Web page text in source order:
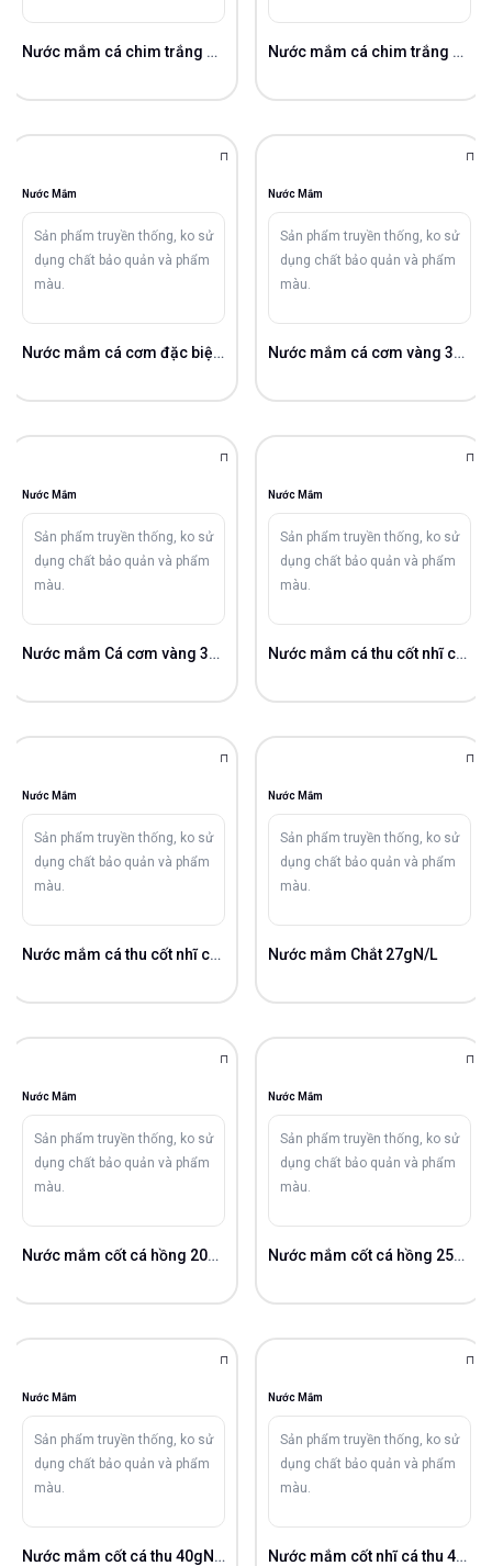
Nước mắm cá chim trắng 28gN/L Nước mắm cá chim trắng 25gN/L
Nước Mắm
Sản phẩm truyền thống, ko sử
dụng chất bảo quản và phẩm
màu.
Nước mắm cá cơm đặc biệt 28gN/L
Nước Mắm
Sản phẩm truyền thống, ko sử
dụng chất bảo quản và phẩm
màu.
Nước mắm cá cơm vàng 30gN/L
Nước Mắm
Sản phẩm truyền thống, ko sử
dụng chất bảo quản và phẩm
màu.
Nước mắm Cá cơm vàng 30gN/L
Nước Mắm
Sản phẩm truyền thống, ko sử
dụng chất bảo quản và phẩm
màu.
Nước mắm cá thu cốt nhĩ cao cấp 38gN/L
Nước Mắm
Sản phẩm truyền thống, ko sử
dụng chất bảo quản và phẩm
màu.
Nước mắm cá thu cốt nhĩ cao cấp 38gN/L
Nước Mắm
Sản phẩm truyền thống, ko sử
dụng chất bảo quản và phẩm
màu.
Nước mắm Chắt 27gN/L
Nước Mắm
Sản phẩm truyền thống, ko sử
dụng chất bảo quản và phẩm
màu.
Nước mắm cốt cá hồng 20gN/L
Nước Mắm
Sản phẩm truyền thống, ko sử
dụng chất bảo quản và phẩm
màu.
Nước mắm cốt cá hồng 25gN/L
Nước Mắm
Sản phẩm truyền thống, ko sử
dụng chất bảo quản và phẩm
màu.
Nước mắm cốt cá thu 40gN/L
Nước Mắm
Sản phẩm truyền thống, ko sử
dụng chất bảo quản và phẩm
màu.
Nước mắm cốt nhĩ cá thu 42gN/L